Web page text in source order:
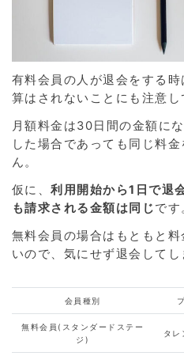
有料会員の人が退会をする
算はされないことにも注意し
月額料金は30日間の金額に
した場合であっても同じ料
ん。
仮に、利用開始から1日で退
も請求される金額は同じです
無料会員の場合はもともと
いので、気にせず退会してし
会員種別
無料会員(スタンダードステー
ジ)
タレ